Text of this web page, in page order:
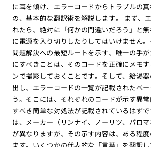
に耳を傾け、エラーコードからトラブルの
の、基本的な翻訳術を解説します。 まず、
れたら、絶対に「何かの間違いだろう」と
に電源を入り切りしたりしてはいけません。
問題解決への最短ルートを示す、唯一の手
にすべきことは、そのコードを正確にメモ
ンで撮影しておくことです。そして、給湯
出し、エラーコードの一覧が記載されたペ
う。そこには、それぞれのコードが示す異
すべき簡単な対処法が記載されているはず
は、メーカー（リンナイ、ノーリツ、パロ
が異なりますが、その示す内容は、ある程
ます。いくつかの代表的な「言葉」を翻訳